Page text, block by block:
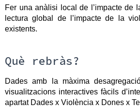
Fer una anàlisi local de l’impacte de
lectura global de l’impacte de la
existents.
Què rebràs?
Dades amb la màxima
visualitzacions interactives fàcils
apartat Dades x Violència x Dones x